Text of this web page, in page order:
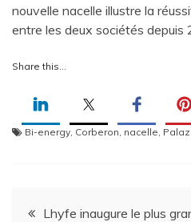
nouvelle nacelle illustre la
entre les deux sociétés depuis
Share this…
Bi-energy Corberon nacelle
Navigation
Lhyfe inaugure le plus